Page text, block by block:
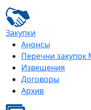
Закупки
Анонсы
Перечни
Извещения
Договоры
Архив